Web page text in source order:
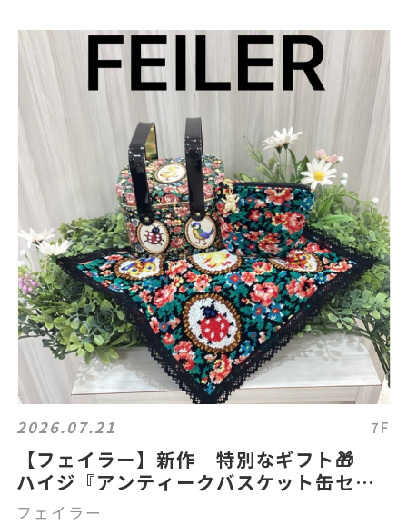
2026.07.21 7F
【フェイラー】新作 特別なギフト🎁
ハイジ『アンティークバスケット缶セッ
ト』
フェイラー